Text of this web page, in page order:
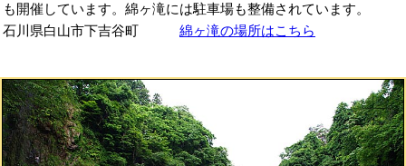
も開催しています。綿ヶ滝には駐車場も整備されています。
石川県白山市下吉谷町 綿ヶ滝の場所はこちら